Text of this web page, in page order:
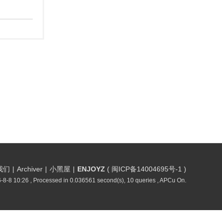
们 | Archiver | 小黑屋 | ENJOYZ ( 闽ICP备14004695号-1 )
8-8 10:26 , Processed in 0.036561 second(s), 10 queries , APCu On.